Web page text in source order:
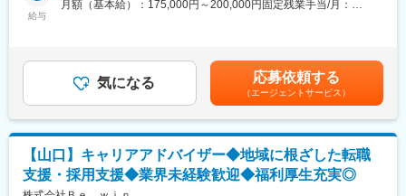
りもございます。エンジニア主導での研修も行われています。ま
た、各専門ごとの技術研修から、人間力研修まで、業界トップク
ラスのグループ研修体制を整えています。
ニア：延べ6,762名」など、他社とは比べ物にならないレベルでの
研修を受けることができます。その結果が、「離職率：約6.1%
（製造業平均約11％）」「勤続16年以上のエンジニア：約1500
名」という実績に表れています。
■会社について
山口県発の地域密着型人材サービス会社として
長く働き続けられる環境づくりを大切にしています
■お任せする仕事内容
ご経験やご希望に合わせて、業務を調整します。
給与
月額（基本給）：175,000円～200,000円固定残業手当/月：
回数：2回賞与実績：昨年度実績2ヶ月/年賃金はあくまでも目安の
金額であり、選考を通じて上下する可能性があります。月給(月額)
は固定手当を含めた表記です。
気になる 応募依頼する
（エージェントサービス）
【山口】キャリアアドバイザー◆地域に根ざした転職
支援・採用支援◆業界未経験歓迎◆福利厚生充実◎